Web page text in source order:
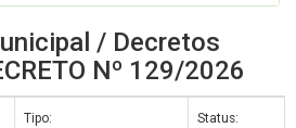
/ Decretos
Nº 129/2026
Tipo: Status: